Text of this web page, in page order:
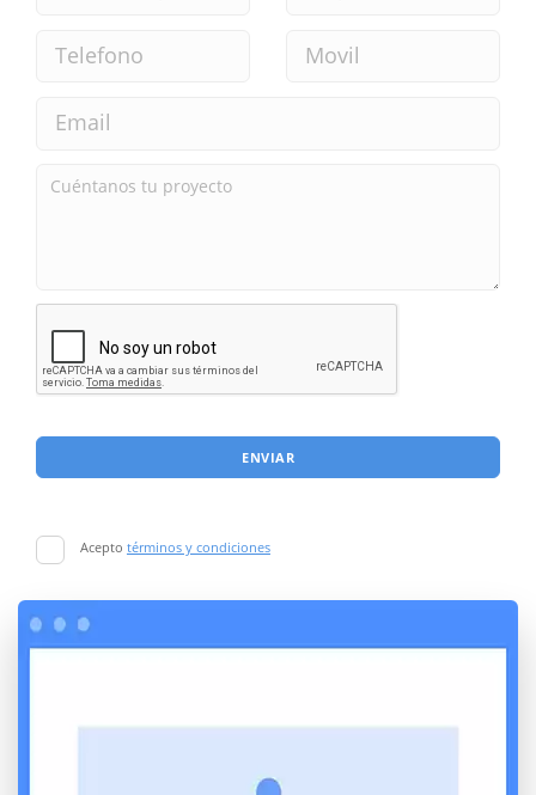
ENVIAR
Acepto términos y condiciones